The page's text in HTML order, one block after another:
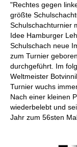
"Rechtes gegen
größte
Schulschachturnier
Idee Hamburger
Schulschach neue
zum Turnier
durchgeführt. Im
Weltmeister
Turnier wuchs
Nach einer kleinen
wiederbelebt und
Jahr zum 56sten